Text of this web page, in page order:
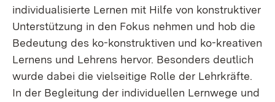
individualisierte Lernen mit Hilfe von konstruktiver
Unterstützung in den Fokus nehmen und hob die
Bedeutung des ko-konstruktiven und ko-kreativen
Lernens und Lehrens hervor. Besonders deutlich
wurde dabei die vielseitige Rolle der Lehrkräfte.
In der Begleitung der individuellen Lernwege und